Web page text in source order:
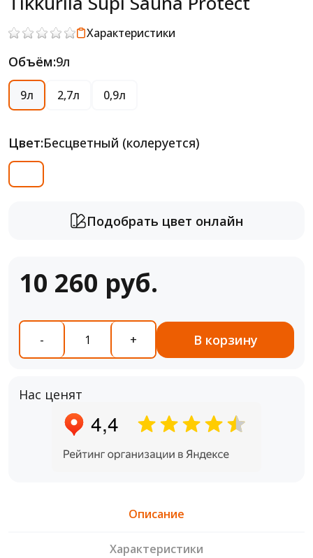
Характеристики
Объём:9л
9л 2,7л 0,9л
Цвет:Бесцветный (колеруется)
Подобрать цвет онлайн
10 260 руб.
- + В корзину
Нас ценят
Описание
Характеристики